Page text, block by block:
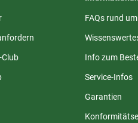
FAQs rund
Info zum
Service-Infos
Garantien